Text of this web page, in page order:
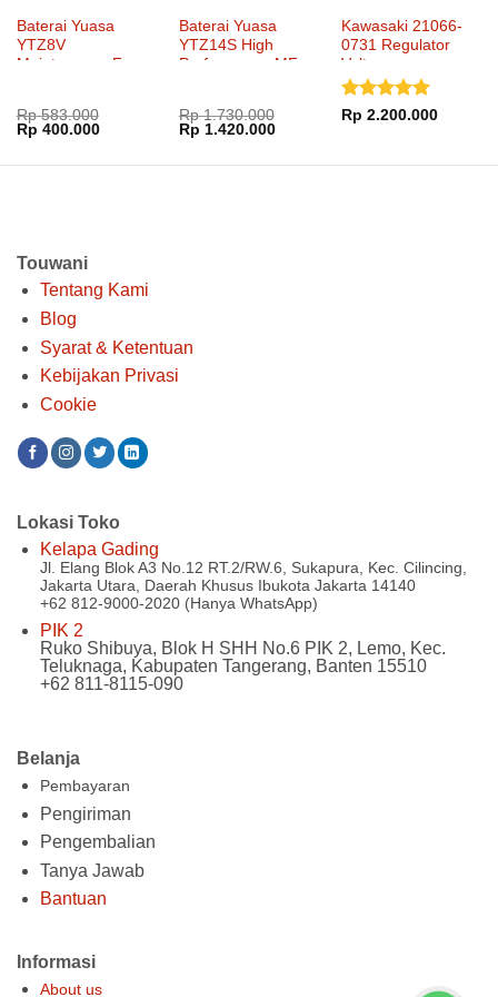
Baterai Yuasa
YTZ8V
Maintenance Free
Rp583.000
Harga
aslinya
Rp 400.000Harga
Baterai Yuasa
YTZ14S High
Performance MF
Rp1.730.000
Harga
aslinya
Rp 1.420.000Harga
Kawasaki 21066-
0731 Regulator
Voltage
Dinilai5
Rp 2.200.000
Touwani
Tentang Kami
Blog
Syarat & Ketentuan
Kebijakan Privasi
Cookie
Belanja
Pembayaran
Pengiriman
Pengembalian
Tanya Jawab
Bantuan
Informasi
About us
Lokasi Toko
Kelapa Gading
Jl. Elang Blok A3 No.12 RT.2/RW.6, Sukapura, Kec. Cilincing,
Jakarta Utara, Daerah Khusus Ibukota Jakarta 14140
+62 812-9000-2020 (Hanya WhatsApp)
PIK 2
Ruko Shibuya, Blok H SHH No.6 PIK 2, Lemo, Kec.
Teluknaga, Kabupaten Tangerang, Banten 15510
+62 811-8115-090